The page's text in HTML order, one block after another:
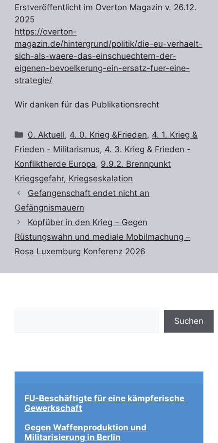
Erstveröffentlicht im Overton Magazin v. 26.12.
2025
https://overton-
magazin.de/hintergrund/politik/die-eu-verhaelt-
sich-als-waere-das-einschuechtern-der-
eigenen-bevoelkerung-ein-ersatz-fuer-eine-
strategie/
Wir danken für das Publikationsrecht
Kategorien
0. Aktuell, 4. 0. Krieg &Frieden, 4. 1. Krieg &
Frieden - Militarismus, 4. 3. Krieg & Frieden -
Konfliktherde Europa, 9.9.2. Brennpunkt
Kriegsgefahr, Kriegseskalation
Gefangenschaft endet nicht an
Gefängnismauern
Kopfüber in den Krieg – Gegen
Rüstungswahn und mediale Mobilmachung –
Rosa Luxemburg Konferenz 2026
Suchen
FU-Beschäftigte für eine kämpferische
Gewerkschaft
Gegen Waffenproduktion und
Militarisierung in Berlin